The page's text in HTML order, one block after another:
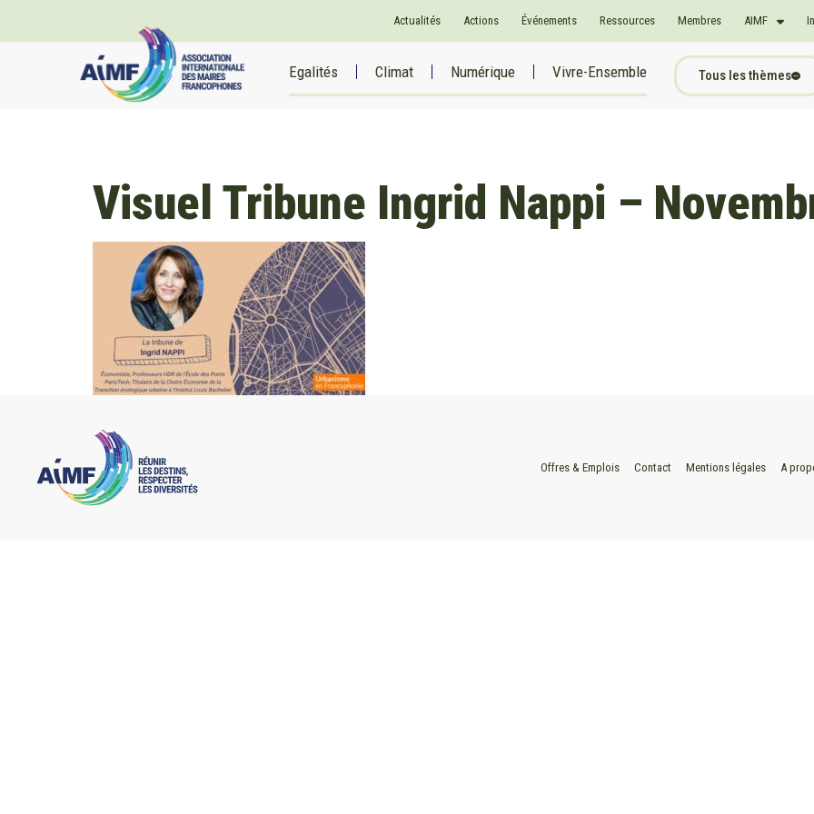
Actualités Actions Événements Ressources Membres AIMF
Egalités Climat Numérique Vivre-Ensemble Tous les thèmes
Visuel Tribune Ingrid Nappi –
Offres & Emplois Contact Mentions légales A